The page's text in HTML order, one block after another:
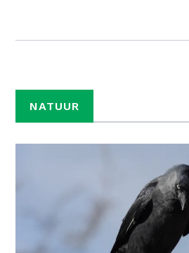
NATUUR